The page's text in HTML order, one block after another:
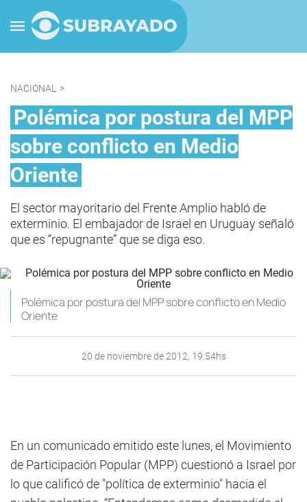
NACIONAL >
Polémica por postura del MPP
sobre conflicto en Medio
Oriente
El sector mayoritario del Frente Amplio habló de
exterminio. El embajador de Israel en Uruguay señaló
que es “repugnante” que se diga eso.
Polémica por postura del MPP sobre conflicto en Medio
Oriente
20 de noviembre de 2012, 19:54hs
En un comunicado emitido este lunes, el Movimiento
de Participación Popular (MPP) cuestionó a Israel por
lo que calificó de "política de exterminio" hacia el